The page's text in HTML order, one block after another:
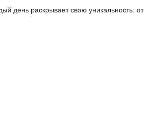
день раскрывает свою уникальность: от